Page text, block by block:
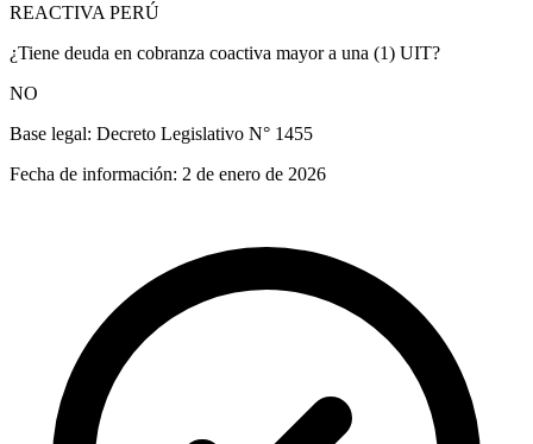
REACTIVA PERÚ
¿Tiene deuda en cobranza coactiva mayor a una (1) UIT?
NO
Base legal: Decreto Legislativo N° 1455
Fecha de información: 2 de enero de 2026